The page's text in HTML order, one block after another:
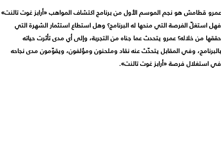
عمرو قطامش هو نجم الموسم الأول من برنامج اكتشاف المواهب «أرابز غوت تالنت»
فهل استغلّ الفرصة التي منحها له البرنامج؟ وهل استطاع استثمار الشهرة التي
حققها من خلاله؟ عمرو يتحدث عما جناه من التجربة، وإلى أي مدى تأثرت حياته
بالبرنامج، وفي المقابل يتحدّث عنه نقاد وملحنون ومؤلفون، ويقوّمون مدى نجاحه
في استغلال فرصة «أرابز غوت تالنت».